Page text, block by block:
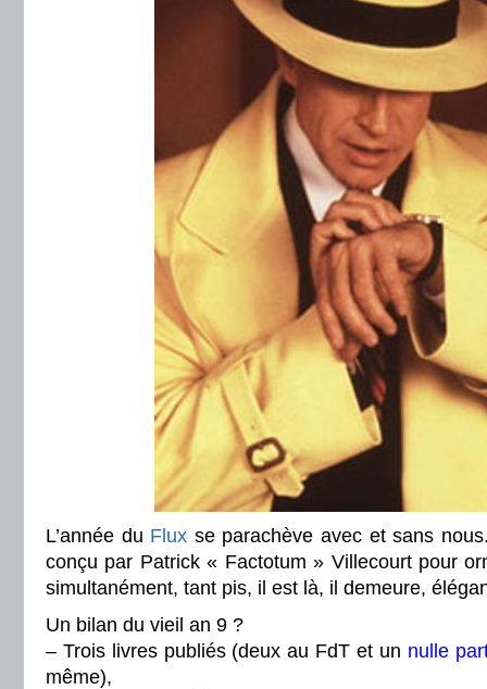
L’année du Flux se parachève avec et sans
conçu par Patrick « Factotum » Villecourt pour
simultanément, tant pis, il est là, il demeure,
Un bilan du vieil an 9 ?
– Trois livres publiés (deux au FdT et un nulle
même),